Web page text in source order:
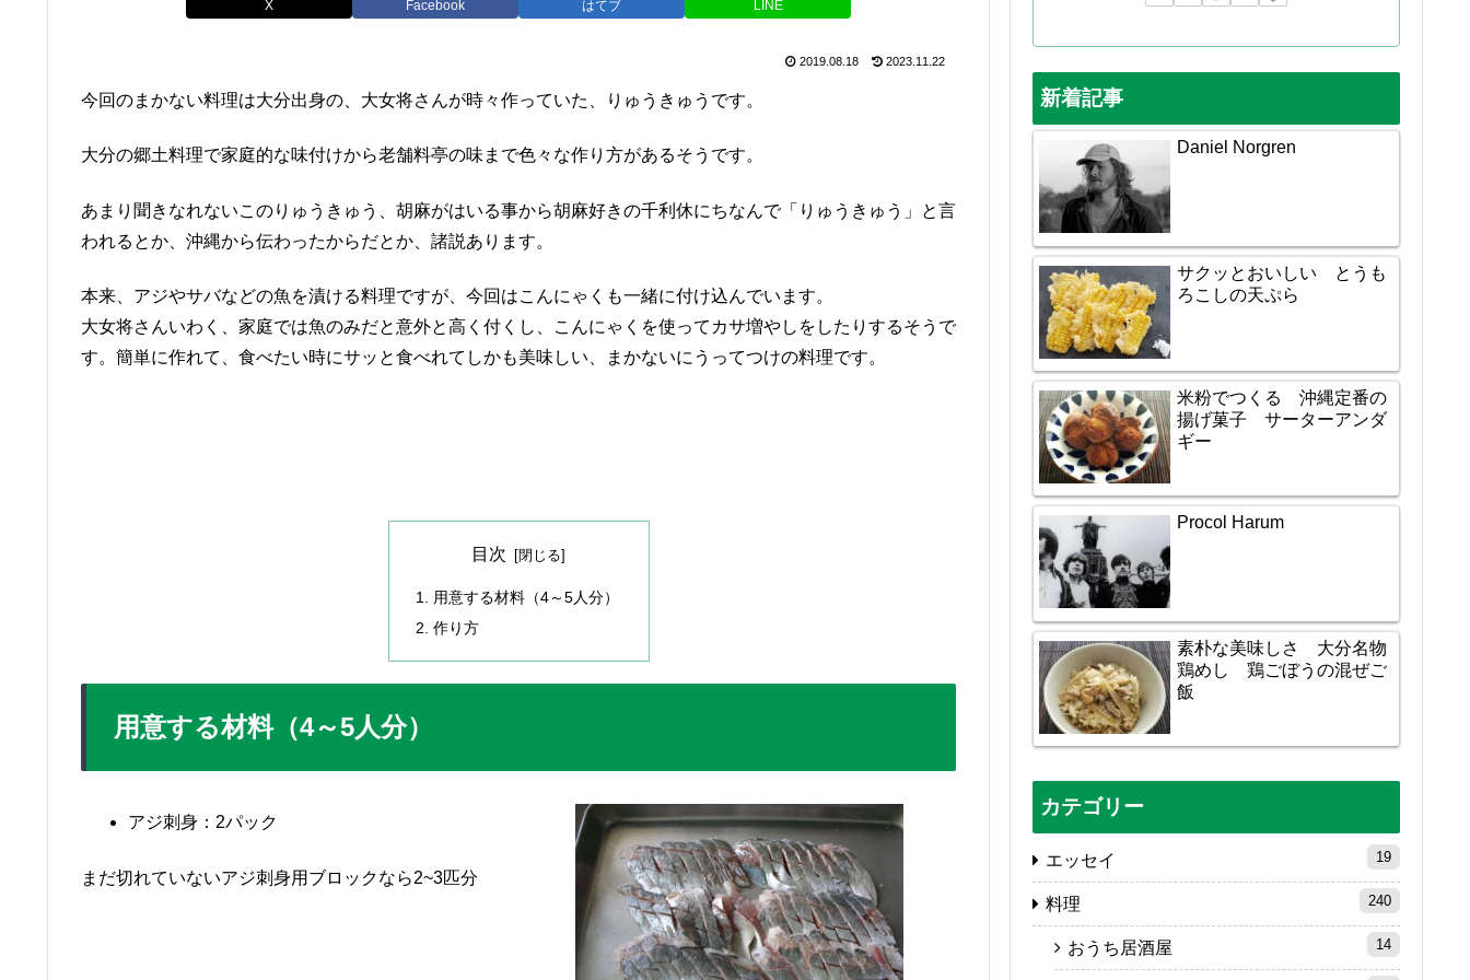
X Facebook はてブ LINE
2019.08.18 2023.11.22
今回のまかない料理は大分出身の、大女将さんが時々作っていた、りゅうきゅうです。
大分の郷土料理で家庭的な味付けから老舗料亭の味まで色々な作り方があるそうです。
あまり聞きなれないこのりゅうきゅう、胡麻がはいる事から胡麻好きの千利休にちなんで「りゅうきゅう」と言
われるとか、沖縄から伝わったからだとか、諸説あります。
本来、アジやサバなどの魚を漬ける料理ですが、今回はこんにゃくも一緒に付け込んでいます。
大女将さんいわく、家庭では魚のみだと意外と高く付くし、こんにゃくを使ってカサ増やしをしたりするそうで
す。簡単に作れて、食べたい時にサッと食べれてしかも美味しい、まかないにうってつけの料理です。
目次
用意する材料（4～5人分）
作り方
用意する材料（4～5人分）
アジ刺身：2パック
まだ切れていないアジ刺身用ブロックなら2~3匹分
新着記事
Daniel Norgren
サクッとおいしい とうも
ろこしの天ぷら
米粉でつくる 沖縄定番の
揚げ菓子 サーターアンダ
ギー
Procol Harum
素朴な美味しさ 大分名物
鶏めし 鶏ごぼうの混ぜご
飯
カテゴリー
エッセイ 19
料理 240
おうち居酒屋 14